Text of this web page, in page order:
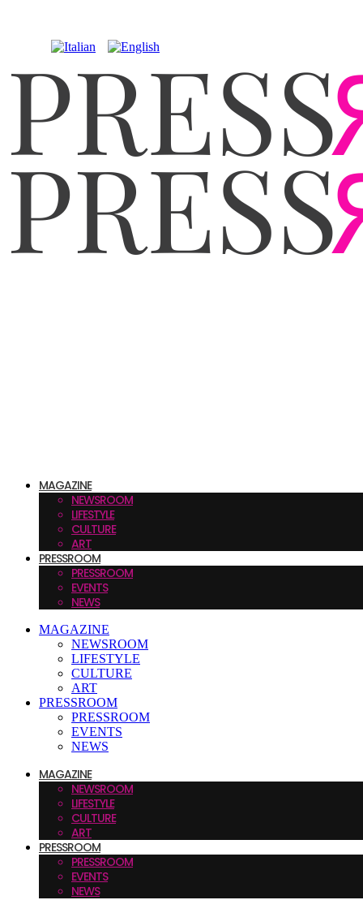
MAGAZINE
NEWSROOM
LIFESTYLE
CULTURE
ART
PRESSROOM
PRESSROOM
EVENTS
NEWS
MAGAZINE
NEWSROOM
LIFESTYLE
CULTURE
ART
PRESSROOM
PRESSROOM
EVENTS
NEWS
MAGAZINE
NEWSROOM
LIFESTYLE
CULTURE
ART
PRESSROOM
PRESSROOM
EVENTS
NEWS